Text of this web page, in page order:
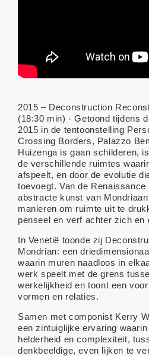
2015 – Deconstruction
(18:30 min) - Getoond tijdens
2015 in de tentoonstelling
Crossing Borders, Palazzo
Huizenga is gaan schilderen,
de verschillende ruimtes
afspeelt, en door de evolutie
toevoegt. Van de
abstracte kunst van
manieren om ruimte uit te
penseel en verf achter zich en
In Venetië toonde zij
Mondrian: een
waarin muren naadloos in
werk speelt met de grens
werkelijkheid en toont een
vormen en relaties.
Samen met componist Kerry
een zintuiglijke ervaring
helderheid en complexiteit,
denkbeeldige, even lijken te